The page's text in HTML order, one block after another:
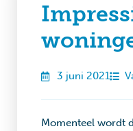
3 juni 2021
Momenteel wordt